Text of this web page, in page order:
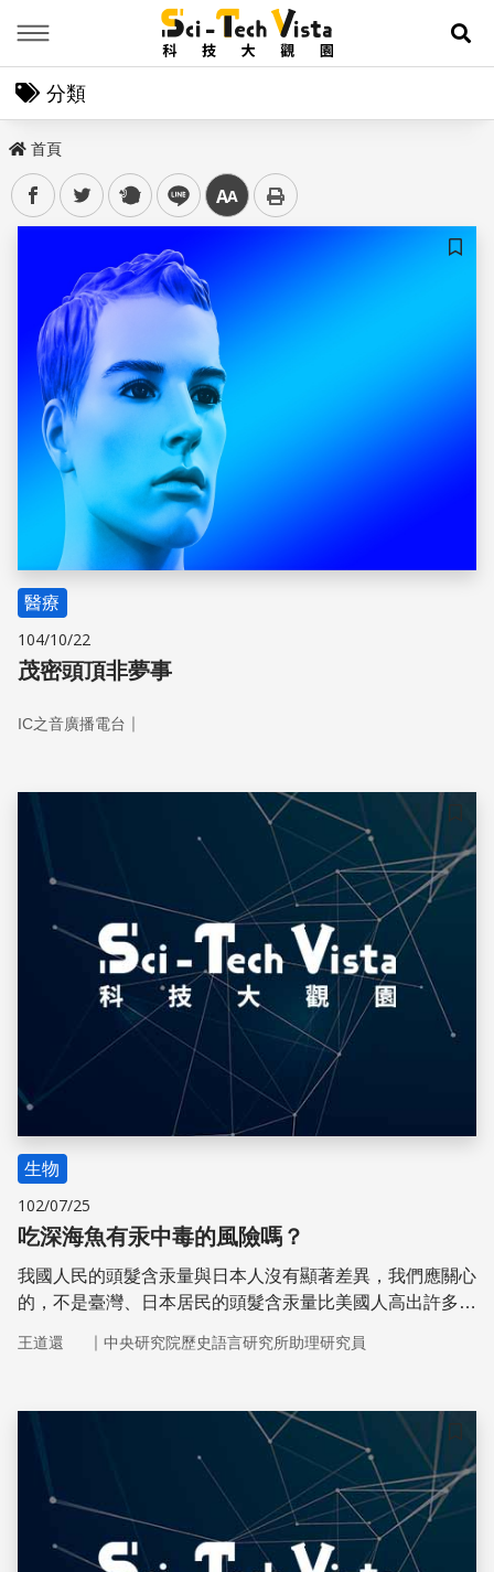
展
分類
首頁
facebooktwitter plurk line 中
儲存
醫療
104/10/22
茂密頭頂非夢事
IC之音廣播電台 ｜
儲存
生物
102/07/25
吃深海魚有汞中毒的風險嗎？
我國人民的頭髮含汞量與日本人沒有顯著差異，我們應關心
的，不是臺灣、日本居民的頭髮含汞量比美國人高出許多的
髮含汞量比美國人高出許多，有什麼後果嗎？
王道還 ｜ 中央研究院歷史語言研究所助理研究員
儲存